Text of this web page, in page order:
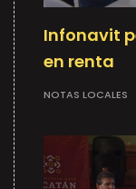
Infonavit
en renta
NOTAS LOCALES